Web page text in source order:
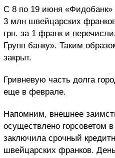
С 8 по 19 июня «Фидобанк»
3 млн швейцарских
грн. за 1 франк и
Групп банку». Таким
закрыт.
Гривневую часть долга
еще в феврале.
Напомним, внешнее
осуществлено горсоветом
заключила срочный
швейцарских франков.